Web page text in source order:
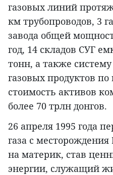
газовых линий
км трубопроводов, 3
завода общей
год, 14 складов СУГ
тонн, а также
газовых продуктов
стоимость активов
более 70 трлн донгов.
26 апреля 1995 года
газа с
на материк, став
энергии, служащий